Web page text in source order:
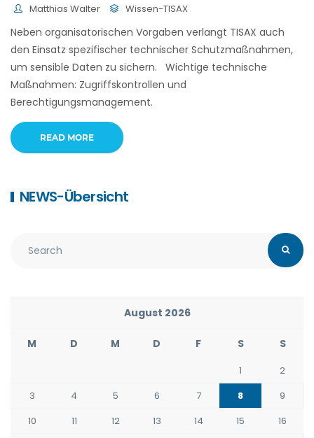
Matthias Walter Wissen-TISAX
Neben organisatorischen Vorgaben verlangt TISAX auch
den Einsatz spezifischer technischer Schutzmaßnahmen,
um sensible Daten zu sichern. Wichtige technische
Maßnahmen: Zugriffskontrollen und
Berechtigungsmanagement.
READ MORE
NEWS-Übersicht
August 2026
M D M D F S S
1
2
3
4 5 6 7 8
9
10
11 12 13 14 15
16